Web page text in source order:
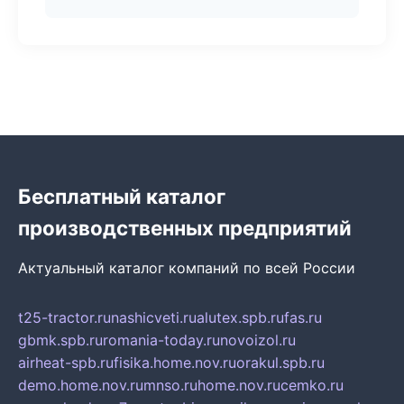
Бесплатный каталог
производственных предприятий
Актуальный каталог компаний по всей России
t25-tractor.runashicveti.rualutex.spb.rufas.ru
gbmk.spb.ruromania-today.runovoizol.ru
airheat-spb.rufisika.home.nov.ruorakul.spb.ru
demo.home.nov.rumnso.ruhome.nov.rucemko.ru